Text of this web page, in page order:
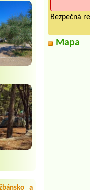
a
Bezpečná
Mapa